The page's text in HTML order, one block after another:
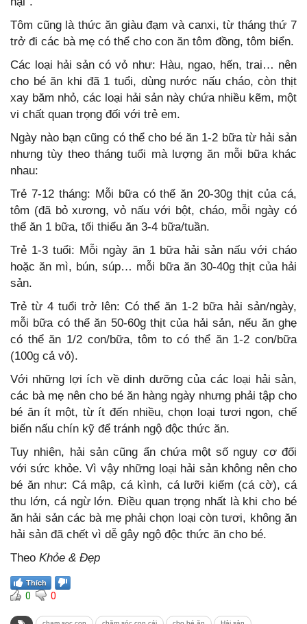
Tôm cũng là thức ăn giàu đạm và canxi, từ tháng thứ 7
trở đi các bà mẹ có thể cho con ăn tôm đồng, tôm biển.
Các loại hải sản có vỏ như: Hàu, ngao, hến, trai… nên
cho bé ăn khi đã 1 tuổi, dùng nước nấu cháo, còn thịt
xay băm nhỏ, các loại hải sản này chứa nhiều kẽm, một
vi chất quan trọng đối với trẻ em.
Ngày nào bạn cũng có thể cho bé ăn 1-2 bữa từ hải sản
nhưng tùy theo tháng tuổi mà lượng ăn mỗi bữa khác
nhau:
Trẻ 7-12 tháng: Mỗi bữa có thể ăn 20-30g thịt của cá,
tôm (đã bỏ xương, vỏ nấu với bột, cháo, mỗi ngày có
thể ăn 1 bữa, tối thiểu ăn 3-4 bữa/tuần.
Trẻ 1-3 tuổi: Mỗi ngày ăn 1 bữa hải sản nấu với cháo
hoặc ăn mì, bún, súp… mỗi bữa ăn 30-40g thịt của hải
sản.
Trẻ từ 4 tuổi trở lên: Có thể ăn 1-2 bữa hải sản/ngày,
mỗi bữa có thể ăn 50-60g thịt của hải sản, nếu ăn ghẹ
có thể ăn 1/2 con/bữa, tôm to có thể ăn 1-2 con/bữa
(100g cả vỏ).
Với những lợi ích về dinh dưỡng của các loại hải sản,
các bà mẹ nên cho bé ăn hàng ngày nhưng phải tập cho
bé ăn ít một, từ ít đến nhiều, chọn loại tươi ngon, chế
biến nấu chín kỹ để tránh ngộ độc thức ăn.
Tuy nhiên, hải sản cũng ẩn chứa một số nguy cơ đối
với sức khỏe. Vì vậy những loại hải sản không nên cho
bé ăn như: Cá mập, cá kình, cá lưỡi kiếm (cá cờ), cá
thu lớn, cá ngừ lớn. Điều quan trọng nhất là khi cho bé
ăn hải sản các bà mẹ phải chọn loại còn tươi, không ăn
hải sản đã chết vì dễ gây ngộ độc thức ăn cho bé.
Theo Khỏe & Đẹp
Thích
0 0